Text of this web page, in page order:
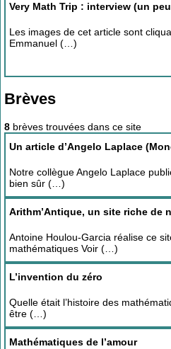
Very Math Trip : interview (un
Les images de cet article sont
Emmanuel (…)
Brèves
8 brèves trouvées dans ce site
Un article d’Angelo Laplace
Notre collègue Angelo Laplace
bien sûr (…)
Arithm’Antique, un site riche de
Antoine Houlou-Garcia réalise ce
mathématiques Voir (…)
L’invention du zéro
Quelle était l’histoire des
être (…)
Mathématiques de l’amour